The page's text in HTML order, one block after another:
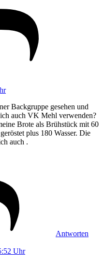
Backgruppe gesehen und
auch VK Mehl verwenden?
Brote als Brühstück mit 60
plus 180 Wasser. Die
auch .
Antworten
Uhr